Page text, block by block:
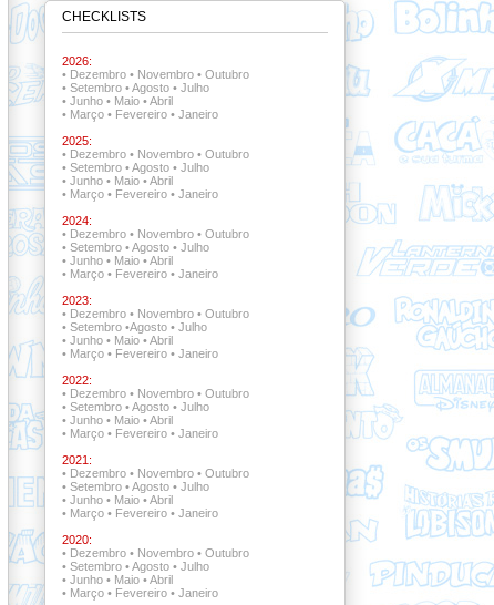
CHECKLISTS
2026:
• Dezembro• Novembro• Outubro
• Setembro•Agosto• Julho
• Junho• Maio•Abril
• Março• Fevereiro• Janeiro
2025:
• Dezembro• Novembro• Outubro
• Setembro•Agosto• Julho
• Junho• Maio•Abril
• Março• Fevereiro• Janeiro
2024:
• Dezembro• Novembro• Outubro
• Setembro•Agosto• Julho
• Junho• Maio•Abril
• Março• Fevereiro• Janeiro
2023:
• Dezembro• Novembro• Outubro
• Setembro•Agosto• Julho
• Junho• Maio•Abril
• Março• Fevereiro• Janeiro
2022:
• Dezembro • Novembro• Outubro
• Setembro •Agosto• Julho
• Junho• Maio•Abril
• Março• Fevereiro• Janeiro
2021:
• Dezembro • Novembro • Outubro
• Setembro•Agosto• Julho
• Junho• Maio•Abril
• Março• Fevereiro• Janeiro
2020:
• Dezembro• Novembro• Outubro
• Setembro•Agosto• Julho
• Junho• Maio•Abril
• Março• Fevereiro• Janeiro